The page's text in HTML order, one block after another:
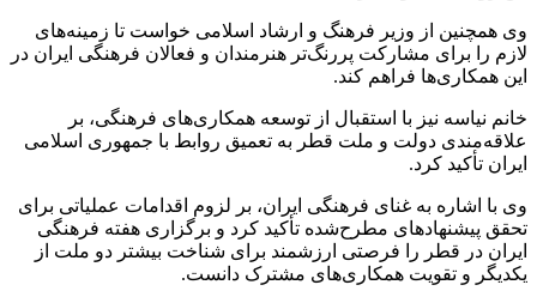
وی همچنین از وزیر فرهنگ و ارشاد اسلامی خواست تا زمینه‌های
لازم را برای مشارکت پررنگ‌تر هنرمندان و فعالان فرهنگی ایران در
این همکاری‌ها فراهم کند.
خانم نیاسه نیز با استقبال از توسعه همکاری‌های فرهنگی، بر
علاقه‌مندی دولت و ملت قطر به تعمیق روابط با جمهوری اسلامی
ایران تأکید کرد.
وی با اشاره به غنای فرهنگی ایران، بر لزوم اقدامات عملیاتی برای
تحقق پیشنهادهای مطرح‌شده تأکید کرد و برگزاری هفته فرهنگی
ایران در قطر را فرصتی ارزشمند برای شناخت بیشتر دو ملت از
یکدیگر و تقویت همکاری‌های مشترک دانست.